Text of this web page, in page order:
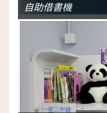
自助借書機